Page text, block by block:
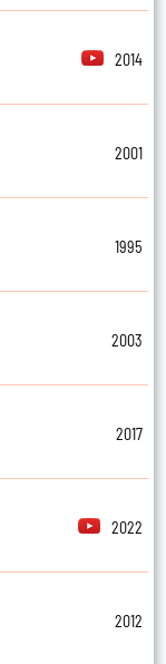
2014
2001
1995
2003
2017
2022
2012